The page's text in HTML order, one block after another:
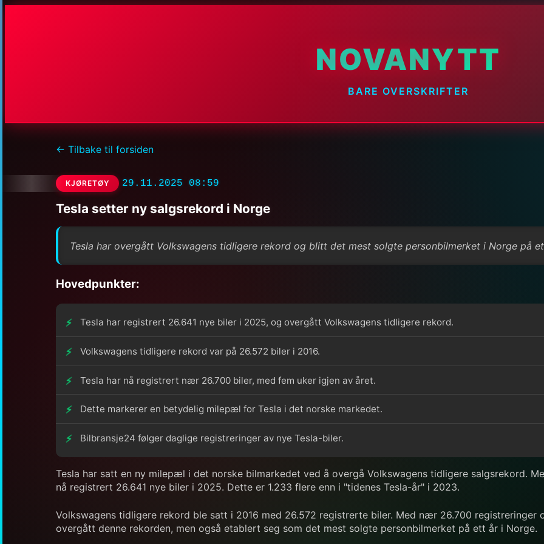
NOVANYTT
BARE OVERSKRIFTER
← Tilbake til forsiden
KJØRETØY 29.11.2025 08:59
Tesla setter ny salgsrekord i Norge
Tesla har overgått Volkswagens tidligere rekord og blitt det mest solgte personbilmerket i Norge på
Hovedpunkter:
Tesla har registrert 26.641 nye biler i 2025, og overgått Volkswagens tidligere rekord.
Volkswagens tidligere rekord var på 26.572 biler i 2016.
Tesla har nå registrert nær 26.700 biler, med fem uker igjen av året.
Dette markerer en betydelig milepæl for Tesla i det norske markedet.
Bilbransje24 følger daglige registreringer av nye Tesla-biler.
Tesla har satt en ny milepæl i det norske bilmarkedet ved å overgå Volkswagens tidligere salgsrekord.
nå registrert 26.641 nye biler i 2025. Dette er 1.233 flere enn i "tidenes Tesla-år" i 2023.
Volkswagens tidligere rekord ble satt i 2016 med 26.572 registrerte biler. Med nær 26.700 registreringer
overgått denne rekorden, men også etablert seg som det mest solgte personbilmerket på ett år i Norge.